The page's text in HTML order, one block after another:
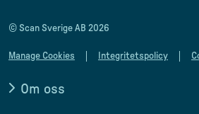
© Scan Sverige AB 2026
Manage Cookies Integritetspolicy
Om oss